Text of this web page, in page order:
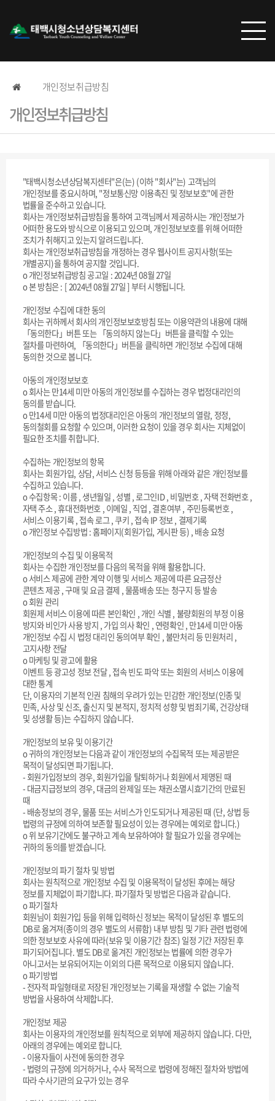
개인정보취급방침
개인정보취급방침
"태백시청소년상담복지센터"은(는) (이하 "회사"는) 고객님의
개인정보를 중요시하며, "정보통신망 이용촉진 및 정보보호"에 관한
법률을 준수하고 있습니다.
회사는 개인정보취급방침을 통하여 고객님께서 제공하시는 개인정보가
어떠한 용도와 방식으로 이용되고 있으며, 개인정보보호를 위해 어떠한
조치가 취해지고 있는지 알려드립니다.
회사는 개인정보취급방침을 개정하는 경우 웹사이트 공지사항(또는
개별공지)을 통하여 공지할 것입니다.
ο 개인정보취급방침 공고일 : 2024년 08월 27일
ο 본 방침은 : [ 2024년 08월 27일 ] 부터 시행됩니다.
개인정보 수집에 대한 동의
회사는 귀하께서 회사의 개인정보보호방침 또는 이용약관의 내용에 대해
「동의한다」버튼 또는 「동의하지 않는다」버튼을 클릭할 수 있는
절차를 마련하여, 「동의한다」버튼을 클릭하면 개인정보 수집에 대해
동의한 것으로 봅니다.
아동의 개인정보보호
ο 회사는 만14세 미만 아동의 개인정보를 수집하는 경우 법정대리인의
동의를 받습니다.
ο 만14세 미만 아동의 법정대리인은 아동의 개인정보의 열람, 정정,
동의철회를 요청할 수 있으며, 이러한 요청이 있을 경우 회사는 지체없이
필요한 조치를 취합니다.
수집하는 개인정보의 항목
회사는 회원가입, 상담, 서비스 신청 등등을 위해 아래와 같은 개인정보를
수집하고 있습니다.
ο 수집항목 : 이름 , 생년월일 , 성별 , 로그인ID , 비밀번호 , 자택 전화번호 ,
자택 주소 , 휴대전화번호 , 이메일 , 직업 , 결혼여부 , 주민등록번호 ,
서비스 이용기록 , 접속 로그 , 쿠키 , 접속 IP 정보 , 결제기록
ο 개인정보 수집방법 : 홈페이지(회원가입, 게시판 등) , 배송 요청
개인정보의 수집 및 이용목적
회사는 수집한 개인정보를 다음의 목적을 위해 활용합니다.
ο 서비스 제공에 관한 계약 이행 및 서비스 제공에 따른 요금정산
콘텐츠 제공 , 구매 및 요금 결제 , 물품배송 또는 청구지 등 발송
ο 회원 관리
회원제 서비스 이용에 따른 본인확인 , 개인 식별 , 불량회원의 부정 이용
방지와 비인가 사용 방지 , 가입 의사 확인 , 연령확인 , 만14세 미만 아동
개인정보 수집 시 법정 대리인 동의여부 확인 , 불만처리 등 민원처리 ,
고지사항 전달
ο 마케팅 및 광고에 활용
이벤트 등 광고성 정보 전달 , 접속 빈도 파악 또는 회원의 서비스 이용에
대한 통계
단, 이용자의 기본적 인권 침해의 우려가 있는 민감한 개인정보(인종 및
민족, 사상 및 신조, 출신지 및 본적지, 정치적 성향 및 범죄기록, 건강상태
및 성생활 등)는 수집하지 않습니다.
개인정보의 보유 및 이용기간
ο 귀하의 개인정보는 다음과 같이 개인정보의 수집목적 또는 제공받은
목적이 달성되면 파기됩니다.
- 회원가입정보의 경우, 회원가입을 탈퇴하거나 회원에서 제명된 때
- 대금지급정보의 경우, 대금의 완제일 또는 채권소멸시효기간의 만료된
때
- 배송정보의 경우, 물품 또는 서비스가 인도되거나 제공된 때 (단, 상법 등
법령의 규정에 의하여 보존할 필요성이 있는 경우에는 예외로 합니다.)
ο 위 보유기간에도 불구하고 계속 보유하여야 할 필요가 있을 경우에는
귀하의 동의를 받겠습니다.
개인정보의 파기 절차 및 방법
회사는 원칙적으로 개인정보 수집 및 이용목적이 달성된 후에는 해당
정보를 지체없이 파기합니다. 파기절차 및 방법은 다음과 같습니다.
ο 파기절차
회원님이 회원가입 등을 위해 입력하신 정보는 목적이 달성된 후 별도의
DB로 옮겨져(종이의 경우 별도의 서류함) 내부 방침 및 기타 관련 법령에
의한 정보보호 사유에 따라(보유 및 이용기간 참조) 일정 기간 저장된 후
파기되어집니다. 별도 DB로 옮겨진 개인정보는 법률에 의한 경우가
아니고서는 보유되어지는 이외의 다른 목적으로 이용되지 않습니다.
ο 파기방법
- 전자적 파일형태로 저장된 개인정보는 기록을 재생할 수 없는 기술적
방법을 사용하여 삭제합니다.
개인정보 제공
회사는 이용자의 개인정보를 원칙적으로 외부에 제공하지 않습니다. 다만,
아래의 경우에는 예외로 합니다.
- 이용자들이 사전에 동의한 경우
- 법령의 규정에 의거하거나, 수사 목적으로 법령에 정해진 절차와 방법에
따라 수사기관의 요구가 있는 경우